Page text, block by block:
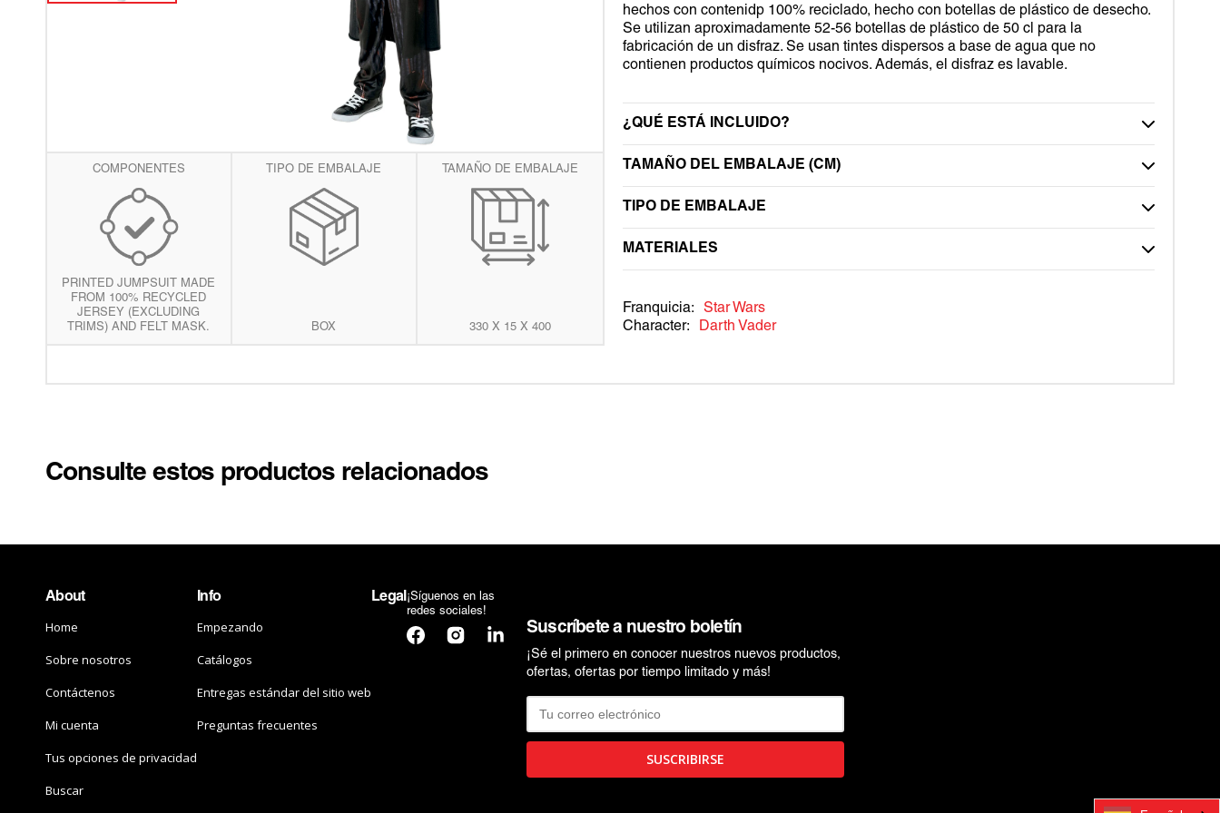
WEDNESDAY
TRANSFORMERS
WEDNESDAY
vista
de
galería
COMPONENTES
PRINTED JUMPSUIT MADE
FROM 100% RECYCLED
JERSEY (EXCLUDING
TRIMS) AND FELT MASK.
TIPO DE EMBALAJE
BOX
TAMAÑO DE EMBALAJE
330 X 15 X 400
hechos con contenidp 100% reciclado, hecho con botellas de plástico de desecho.
Se utilizan aproximadamente 52-56 botellas de plástico de 50 cl para la
fabricación de un disfraz. Se usan tintes dispersos a base de agua que no
contienen productos químicos nocivos. Además, el disfraz es lavable.
¿QUÉ ESTÁ INCLUIDO?
TAMAÑO DEL EMBALAJE (CM)
TIPO DE EMBALAJE
MATERIALES
Franquicia:
Star Wars
Character:
Darth Vader
Consulte estos productos relacionados
About
Home
Sobre nosotros
Contáctenos
Mi cuenta
Tus opciones de privacidad
Buscar
Info
Empezando
Catálogos
Entregas estándar del sitio web
Preguntas frecuentes
Legal ¡Síguenos en las
redes sociales!
FacebookInstagramTranslation
missing:
es.general.social.links.linkedin
Suscríbete a nuestro boletín
¡Sé el primero en conocer nuestros nuevos productos,
ofertas, ofertas por tiempo limitado y más!